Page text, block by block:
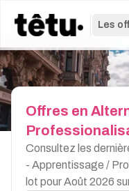
Les
Offres en
Consultez les
- Apprentissage /
lot pour Août 2026